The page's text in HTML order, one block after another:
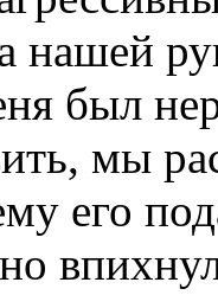
нашей
был
мы
его